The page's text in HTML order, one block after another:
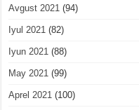
Avgust 2021 (94)
Iyul 2021 (82)
Iyun 2021 (88)
May 2021 (99)
Aprel 2021 (100)